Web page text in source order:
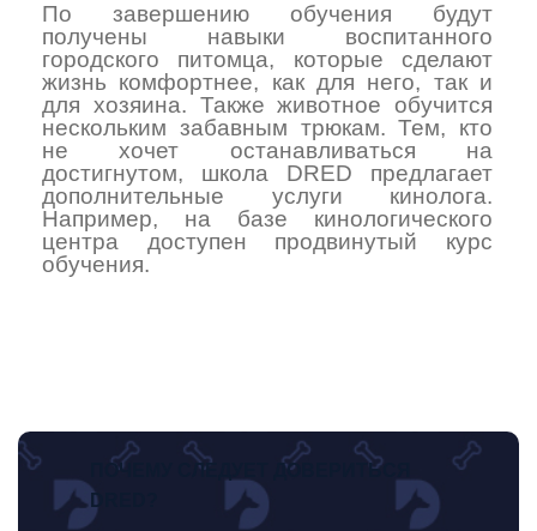
По завершению обучения будут
получены навыки воспитанного
городского питомца, которые сделают
жизнь комфортнее, как для него, так и
для хозяина. Также животное обучится
нескольким забавным трюкам. Тем, кто
не хочет останавливаться на
достигнутом, школа DRED предлагает
дополнительные услуги кинолога.
Например, на базе кинологического
центра доступен продвинутый курс
обучения.
ПОЧЕМУ СЛЕДУЕТ ДОВЕРИТЬСЯ
DRED?